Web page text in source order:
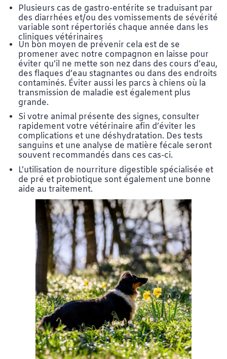
Plusieurs cas de gastro-entérite se traduisant par
des diarrhées et/ou des vomissements de sévérité
variable sont répertoriés chaque année dans les
cliniques vétérinaires
Un bon moyen de prévenir cela est de se
promener avec notre compagnon en laisse pour
éviter qu’il ne mette son nez dans des cours d’eau,
des flaques d’eau stagnantes ou dans des endroits
contaminés. Éviter aussi les parcs à chiens où la
transmission de maladie est également plus
grande.
Si votre animal présente des signes, consulter
rapidement votre vétérinaire afin d’éviter les
complications et une déshydratation. Des tests
sanguins et une analyse de matière fécale seront
souvent recommandés dans ces cas-ci.
L’utilisation de nourriture digestible spécialisée et
de pré et probiotique sont également une bonne
aide au traitement.